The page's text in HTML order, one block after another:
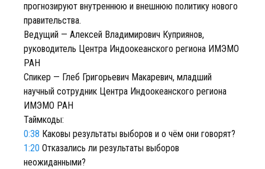
прогнозируют внутреннюю и внешнюю политику нового
правительства.
Ведущий — Алексей Владимирович Куприянов,
руководитель Центра Индоокеанского региона ИМЭМО
РАН
Спикер — Глеб Григорьевич Макаревич, младший
научный сотрудник Центра Индоокеанского региона
ИМЭМО РАН
Таймкоды:
0:38 Каковы результаты выборов и о чём они говорят?
1:20 Отказались ли результаты выборов
неожиданными?